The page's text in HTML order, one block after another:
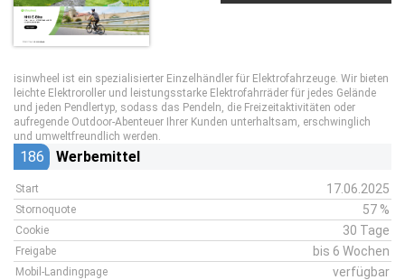
isinwheel ist ein spezialisierter Einzelhändler für Elektrofahrzeuge. Wir bieten
leichte Elektroroller und leistungsstarke Elektrofahrräder für jedes Gelände
und jeden Pendlertyp, sodass das Pendeln, die Freizeitaktivitäten oder
aufregende Outdoor-Abenteuer Ihrer Kunden unterhaltsam, erschwinglich
und umweltfreundlich werden.
186 Werbemittel
Start 17.06.2025
Stornoquote 57 %
Cookie 30 Tage
Freigabe bis 6 Wochen
Mobil-Landingpage verfügbar